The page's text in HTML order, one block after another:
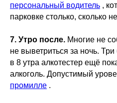
персональный водитель ,
парковке столько, сколько
7. Утро после. Многие не
не выветриться за ночь.
в 8 утра алкотестер ещё
алкоголь. Допустимый
промилле .